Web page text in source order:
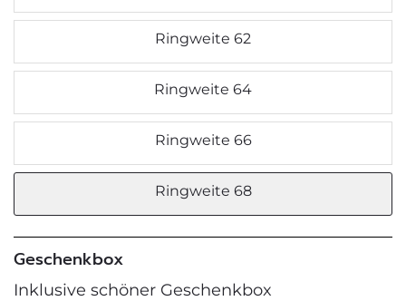
Ringweite 62
Ringweite 64
Ringweite 66
Ringweite 68
Geschenkbox
Inklusive schöner Geschenkbox